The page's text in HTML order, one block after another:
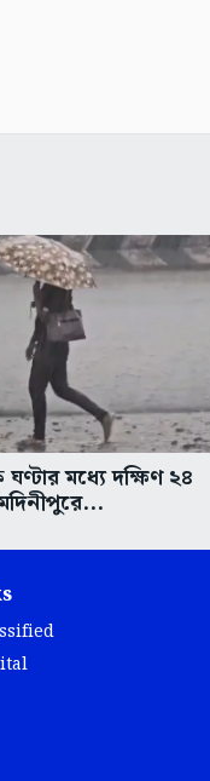
মধ্যে দক্ষিণ ২৪